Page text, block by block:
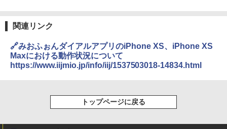
関連リンク
🔗みおふぉんダイアルアプリのiPhone XS、iPhone XS
Maxにおける動作状況について
https://www.iijmio.jp/info/iij/1537503018-14834.html
トップページに戻る